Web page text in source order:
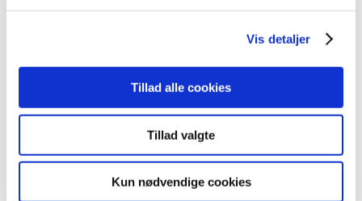
Vis detaljer
Tillad alle cookies
Tillad valgte
Kun nødvendige cookies
TID
2025 (158)